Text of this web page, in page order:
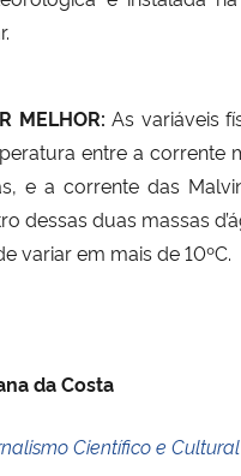
MELHOR:As variáveis
entre a corrente
e a corrente das
dessas duas massas
variar em mais de 10ºC.
da Costa
Científico e Cultural